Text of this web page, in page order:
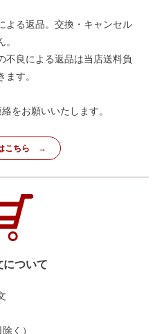
よる返品。交換・キャンセル
不良による返品は当店送料負
す。
をお願いいたします。
こちら
について
く）